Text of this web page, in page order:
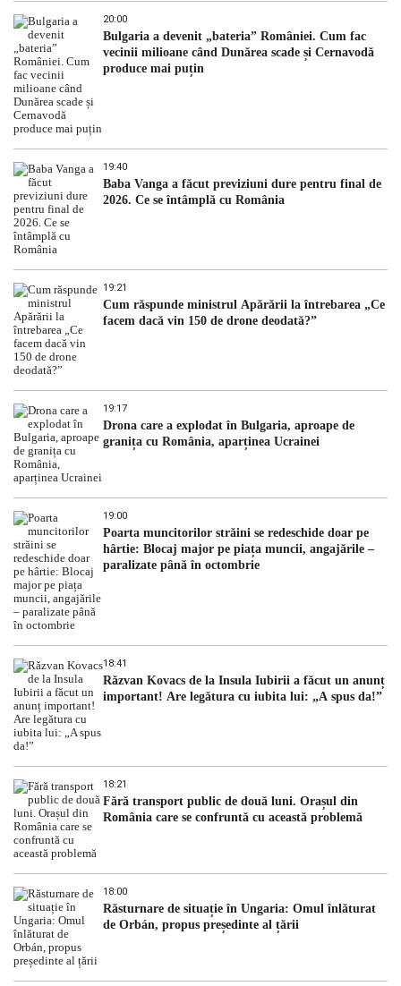
20:00
Bulgaria a devenit „bateria” României. Cum fac
vecinii milioane când Dunărea scade și Cernavodă
produce mai puțin
19:40
Baba Vanga a făcut previziuni dure pentru final de
2026. Ce se întâmplă cu România
19:21
Cum răspunde ministrul Apărării la întrebarea „Ce
facem dacă vin 150 de drone deodată?”
19:17
Drona care a explodat în Bulgaria, aproape de
granița cu România, aparținea Ucrainei
19:00
Poarta muncitorilor străini se redeschide doar pe
hârtie: Blocaj major pe piața muncii, angajările –
paralizate până în octombrie
18:41
Răzvan Kovacs de la Insula Iubirii a făcut un anunț
important! Are legătura cu iubita lui: „A spus da!”
18:21
Fără transport public de două luni. Orașul din
România care se confruntă cu această problemă
18:00
Răsturnare de situație în Ungaria: Omul înlăturat
de Orbán, propus președinte al țării